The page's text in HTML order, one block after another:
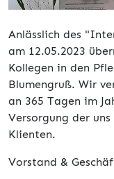
Anlässlich des
am 12.05.2023
Kollegen in den
Blumengruß. Wir
an 365 Tagen im
Versorgung der
Klienten.
Vorstand &